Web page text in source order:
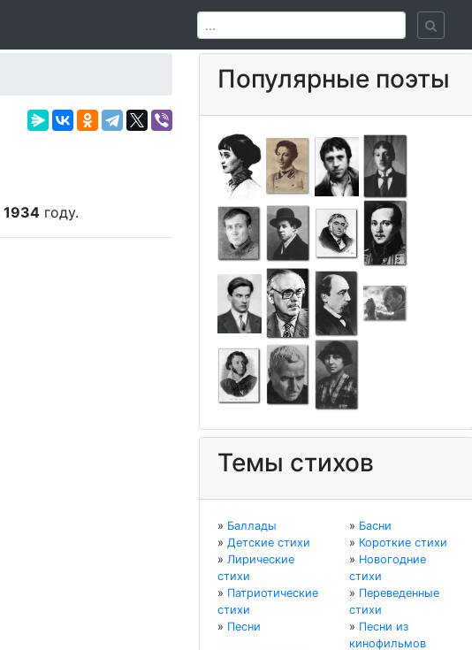
1934 году.
Популярные поэты
Темы стихов
» Баллады » Басни
» Детские стихи » Короткие стихи
» Лирические
стихи
» Новогодние
стихи
» Патриотические
стихи
» Переведенные
стихи
» Песни » Песни из
кинофильмов